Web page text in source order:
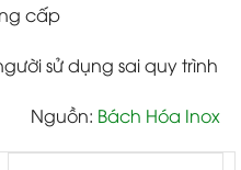
cấp
sử dụng sai quy trình
Nguồn: Bách Hóa Inox